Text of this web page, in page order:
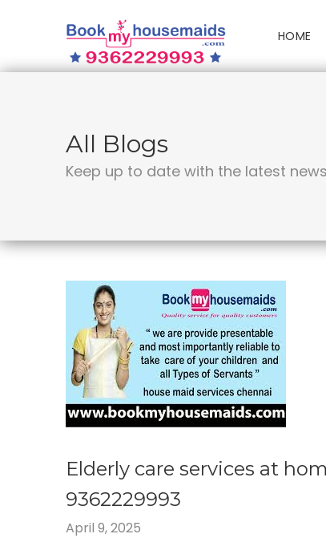
HOME
All Blogs
Keep up to date with the latest news
Elderly care services at
9362229993
April 9, 2025